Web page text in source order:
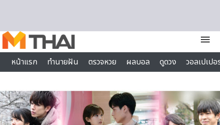
menu
หน้าแรก
ทำนายฝัน ตรวจหวย ผลบอล ดูดวง
วอลเปเป